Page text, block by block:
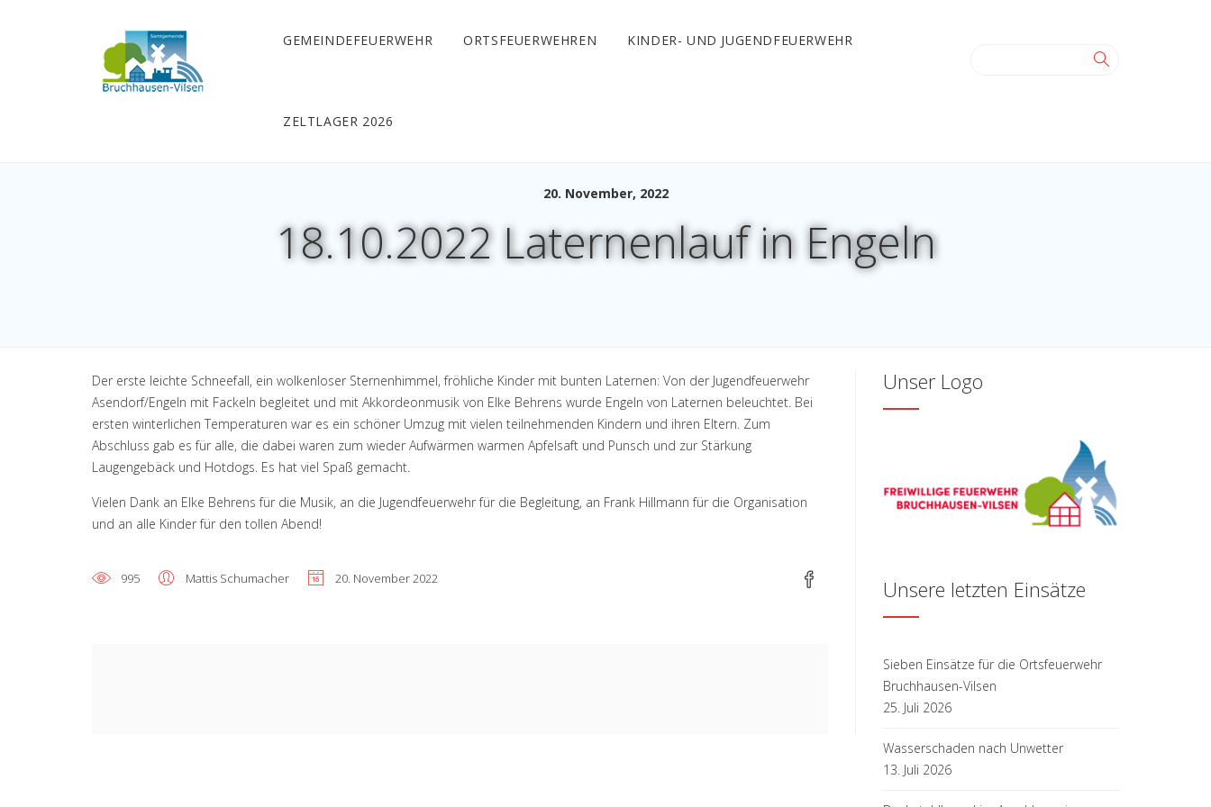
GEMEINDEFEUERWEHR ORTSFEUERWEHREN KINDER- UND JUGENDFEUERWEHR
ZELTLAGER 2026
20. November, 2022
18.10.2022 Laternenlauf in Engeln
Der erste leichte Schneefall, ein wolkenloser Sternenhimmel, fröhliche Kinder mit bunten Laternen: Von der Jugendfeuerwehr
Asendorf/Engeln mit Fackeln begleitet und mit Akkordeonmusik von Elke Behrens wurde Engeln von Laternen beleuchtet. Bei
ersten winterlichen Temperaturen war es ein schöner Umzug mit vielen teilnehmenden Kindern und ihren Eltern. Zum
Abschluss gab es für alle, die dabei waren zum wieder Aufwärmen warmen Apfelsaft und Punsch und zur Stärkung
Laugengebäck und Hotdogs. Es hat viel Spaß gemacht.
Vielen Dank an Elke Behrens für die Musik, an die Jugendfeuerwehr für die Begleitung, an Frank Hillmann für die Organisation
und an alle Kinder für den tollen Abend!
995 Mattis Schumacher 20. November 2022
Unser Logo
Unsere letzten Einsätze
Sieben Einsätze für die Ortsfeuerwehr
Bruchhausen-Vilsen
25. Juli 2026
Wasserschaden nach Unwetter
13. Juli 2026